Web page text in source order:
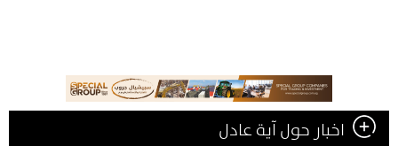
اخبار حول آية عادل